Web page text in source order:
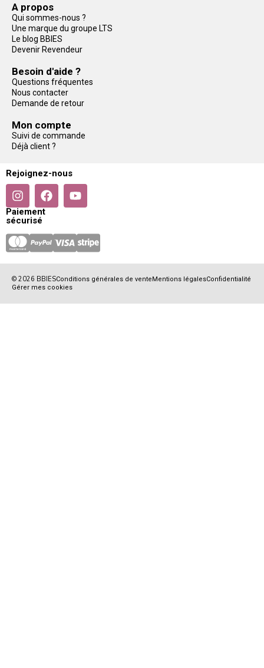
A propos
Qui sommes-nous ?
Une marque du groupe LTS
Le blog BBIES
Devenir Revendeur
Besoin d'aide ?
Questions fréquentes
Nous contacter
Demande de retour
Mon compte
Suivi de commande
Déjà client ?
Rejoignez-nous
Paiement
sécurisé
© 2026 BBIESConditions générales de venteMentions légalesConfidentialité
Gérer mes cookies